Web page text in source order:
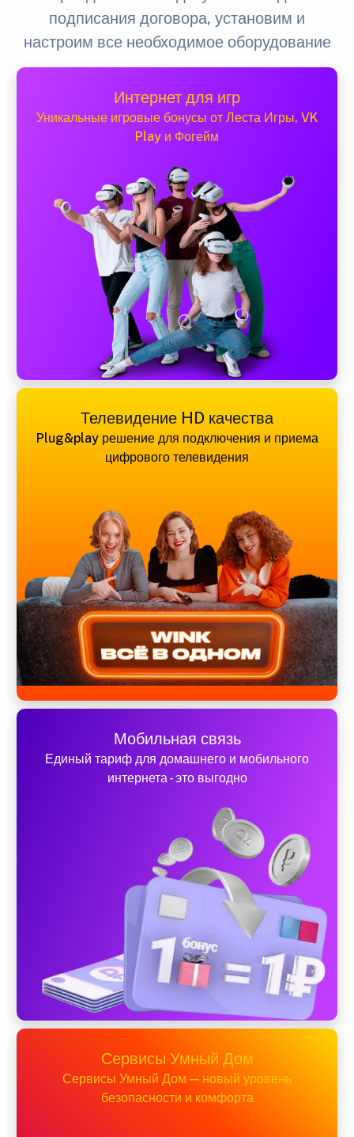
подписания договора, установим и
настроим все необходимое оборудование
Интернет для игр
Уникальные игровые бонусы от Леста Игры, VK
Play и Фогейм
Телевидение HD качества
Plug&play решение для подключения и приема
цифрового телевидения
Мобильная связь
Единый тариф для домашнего и мобильного
интернета - это выгодно
Сервисы Умный Дом
Сервисы Умный Дом — новый уровень
безопасности и комфорта